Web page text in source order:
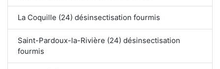
La Coquille (24) désinsectisation fourmis
Saint-Pardoux-la-Rivière (24) désinsectisation
fourmis